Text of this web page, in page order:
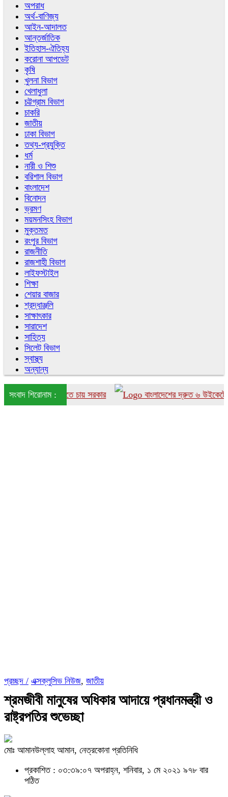
অপরাধ
অর্থ-বাণিজ্য
আইন-আদালত
আন্তর্জাতিক
ইতিহাস-ঐতিহ্য
করোনা আপডেট
কৃষি
খুলনা বিভাগ
খেলাধুলা
চট্টগ্রাম বিভাগ
চাকরি
জাতীয়
ঢাকা বিভাগ
তথ্য-প্রযুক্তি
ধর্ম
নারী ও শিশু
বরিশাল বিভাগ
বাংলাদেশ
বিনোদন
ভ্রমণ
ময়মনসিংহ বিভাগ
মুক্তমত
রংপুর বিভাগ
রাজনীতি
রাজশাহী বিভাগ
লাইফস্টাইল
শিক্ষা
শেয়ার বাজার
শ্রদ্ধাঞ্জলি
সাক্ষাৎকার
সারাদেশ
সাহিত্য
সিলেট বিভাগ
স্বাস্থ্য
অন্যান্য
সংবাদ শিরোনাম :
আনতে চায় সরকার বাংলাদেশের দ্রুত ৬ উইকেটের পতন
প্রচ্ছদ / এক্সক্লুসিভ নিউজ, জাতীয়
শ্রমজীবী মানুষের অধিকার আদায়ে প্রধানমন্ত্রী ও
রাষ্ট্রপতির শুভেচ্ছা
মোঃ আমানউল্লাহ আমান, নেত্রকোনা প্রতিনিধি
প্রকাশিত : ০৩:৩৯:০৭ অপরাহ্ন, শনিবার, ১ মে ২০২১ ৯৭৮ বার
পঠিত